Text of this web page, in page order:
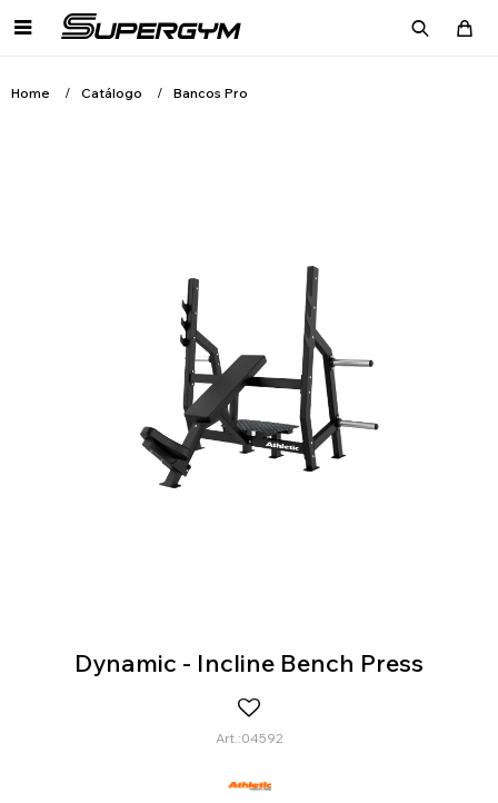

Home Catálogo Bancos Pro
Dynamic - Incline Bench Press
04592